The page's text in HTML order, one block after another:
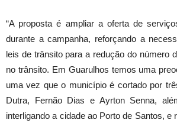
“A proposta é ampliar a oferta de
durante a campanha, reforçando a
leis de trânsito para a redução do número
no trânsito. Em Guarulhos temos uma
uma vez que o município é cortado por
Dutra, Fernão Dias e Ayrton Senna,
interligando a cidade ao Porto de Santos, e